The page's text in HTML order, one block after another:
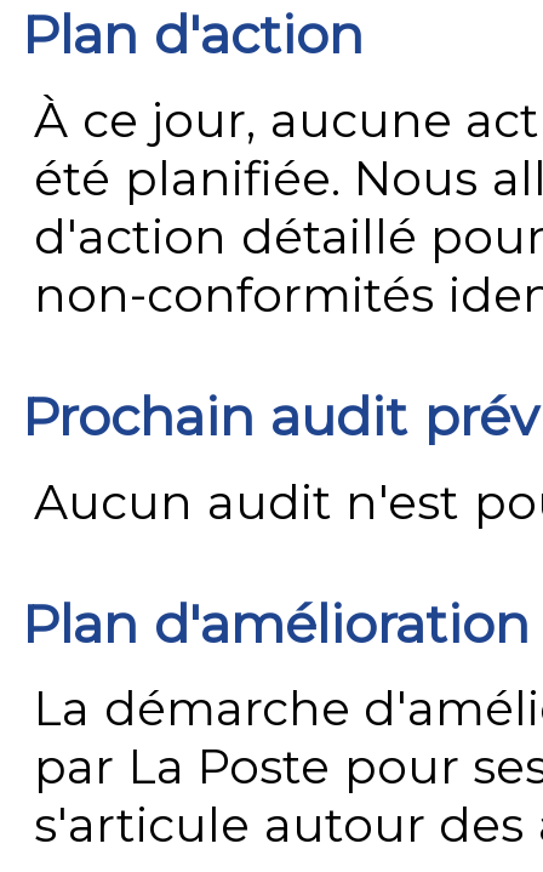
Plan d'action
À ce jour, aucune
été planifiée. Nous
d'action détaillé
non-conformités
Prochain audit
Aucun audit n'est
Plan
La démarche
par La Poste pour
s'articule autour des